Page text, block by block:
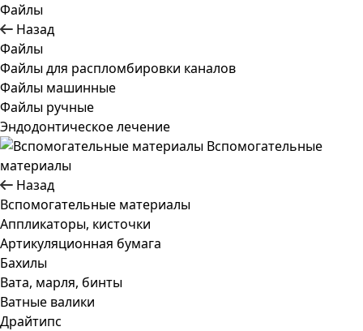
Файлы
Назад
Файлы
Файлы для распломбировки каналов
Файлы машинные
Файлы ручные
Эндодонтическое лечение
Вспомогательные
материалы
Назад
Вспомогательные материалы
Аппликаторы, кисточки
Артикуляционная бумага
Бахилы
Вата, марля, бинты
Ватные валики
Драйтипс